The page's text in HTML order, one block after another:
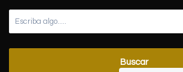
Buscar